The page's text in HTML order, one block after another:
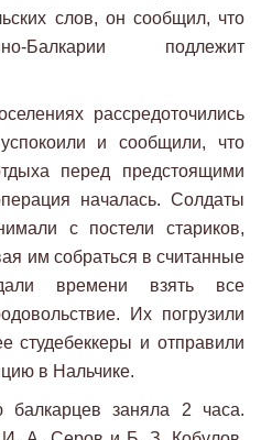
слов, он сообщил, что
Балкарии подлежит
рассредоточились
и сообщили, что
перед предстоящими
началась. Солдаты
с постели стариков,
им собраться в считанные
времени взять все
Их погрузили
студебеккеры и отправили
в Нальчике.
заняла 2 часа.